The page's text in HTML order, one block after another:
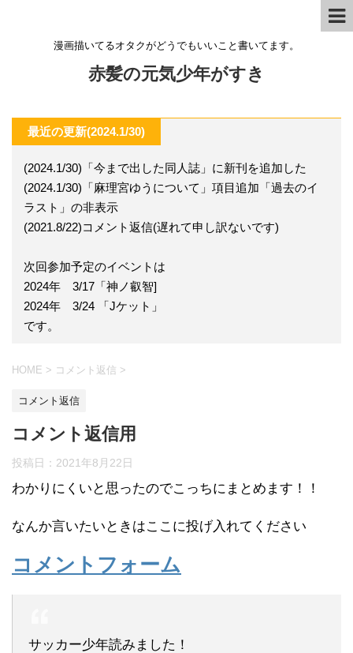
漫画描いてるオタクがどうでもいいこと書いてます。
赤髪の元気少年がすき
最近の更新(2024.1/30)
(2024.1/30)「今まで出した同人誌」に新刊を追加した
(2024.1/30)「麻理宮ゆうについて」項目追加「過去のイ
ラスト」の非表示
(2021.8/22)コメント返信(遅れて申し訳ないです)
次回参加予定のイベントは
2024年 3/17「神ノ叡智]
2024年 3/24 「Jケット」
です。
HOME > コメント返信 >
コメント返信
コメント返信用
投稿日： 2021年8月22日
わかりにくいと思ったのでこっちにまとめます！！
なんか言いたいときはここに投げ入れてください
コメントフォーム
サッカー少年読みました！